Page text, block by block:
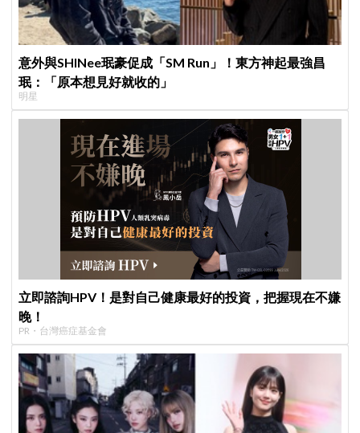
意外與SHINee珉豪促成「SM Run」！東方神起最強昌
珉：「原本想見好就收的」
明星
立即諮詢HPV！是對自己健康最好的投資，把握現在不嫌
晚！
PR・台灣癌症基金會